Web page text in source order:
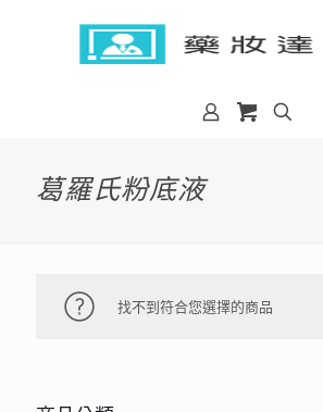
葛羅氏粉底液
找不到符合您選擇的商品